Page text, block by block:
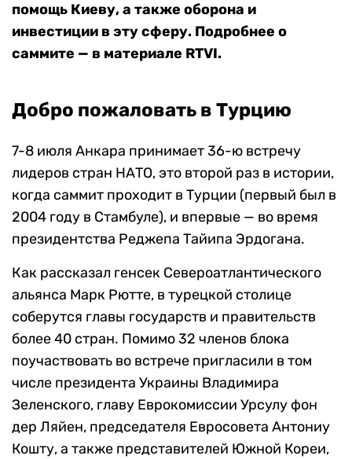
помощь Киеву, а также оборона и
инвестиции в эту сферу. Подробнее о
саммите — в материале RTVI.
Добро пожаловать в Турцию
7-8 июля Анкара принимает 36-ю встречу
лидеров стран НАТО, это второй раз в истории,
когда саммит проходит в Турции (первый был в
2004 году в Стамбуле), и впервые — во время
президентства Реджепа Тайипа Эрдогана.
Как рассказал генсек Североатлантического
альянса Марк Рютте, в турецкой столице
соберутся главы государств и правительств
более 40 стран. Помимо 32 членов блока
поучаствовать во встрече пригласили в том
числе президента Украины Владимира
Зеленского, главу Еврокомиссии Урсулу фон
дер Ляйен, председателя Евросовета Антониу
Кошту, а также представителей Южной Кореи,